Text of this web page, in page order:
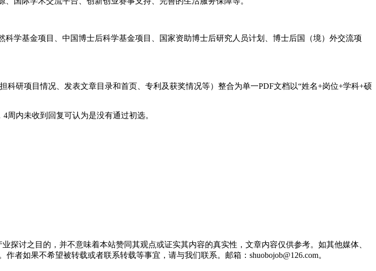
学基金项目、中国博士后科学基金项目、国家资助博士后研究人员计划、博士后国（境）外交流项
研项目情况、发表文章目录和首页、专利及获奖情况等）整合为单一PDF文档以“姓名+岗位+学科+硕
周内未收到回复可认为是没有通过初选。
讨之目的，并不意味着本站赞同其观点或证实其内容的真实性，文章内容仅供参考。如其他媒体、
者如果不希望被转载或者联系转载等事宜，请与我们联系。邮箱：shuobojob@126.com。